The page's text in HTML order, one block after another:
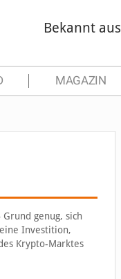
Bekannt aus
MAGAZIN
genug, sich
Investition,
Krypto-Marktes